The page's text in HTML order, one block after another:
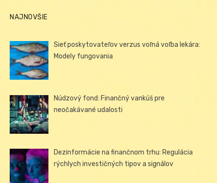
NAJNOVŠIE
Sieť poskytovateľov verzus voľná voľba lekára:
Modely fungovania
Núdzový fond: Finančný vankúš pre
neočakávané udalosti
Dezinformácie na finančnom trhu: Regulácia
rýchlych investičných tipov a signálov